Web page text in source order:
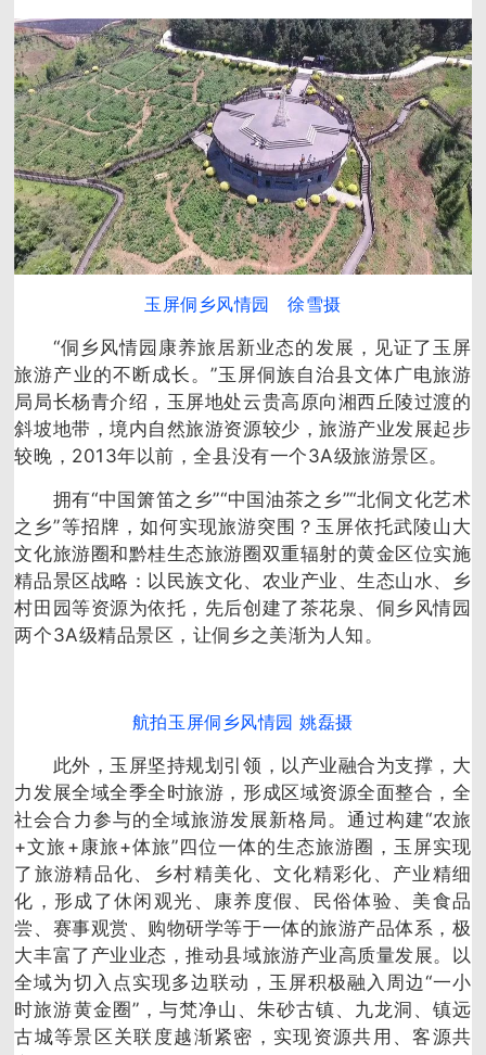
玉屏侗乡风情园 徐雪摄
“侗乡风情园康养旅居新业态的发展，见证了玉屏
旅游产业的不断成长。”玉屏侗族自治县文体广电旅游
局局长杨青介绍，玉屏地处云贵高原向湘西丘陵过渡的
斜坡地带，境内自然旅游资源较少，旅游产业发展起步
较晚，2013年以前，全县没有一个3A级旅游景区。
拥有“中国箫笛之乡”“中国油茶之乡”“北侗文化艺术
之乡”等招牌，如何实现旅游突围？玉屏依托武陵山大
文化旅游圈和黔桂生态旅游圈双重辐射的黄金区位实施
精品景区战略：以民族文化、农业产业、生态山水、乡
村田园等资源为依托，先后创建了茶花泉、侗乡风情园
两个3A级精品景区，让侗乡之美渐为人知。
航拍玉屏侗乡风情园 姚磊摄
此外，玉屏坚持规划引领，以产业融合为支撑，大
力发展全域全季全时旅游，形成区域资源全面整合，全
社会合力参与的全域旅游发展新格局。通过构建“农旅
+文旅+康旅+体旅”四位一体的生态旅游圈，玉屏实现
了旅游精品化、乡村精美化、文化精彩化、产业精细
化，形成了休闲观光、康养度假、民俗体验、美食品
尝、赛事观赏、购物研学等于一体的旅游产品体系，极
大丰富了产业业态，推动县域旅游产业高质量发展。以
全域为切入点实现多边联动，玉屏积极融入周边“一小
时旅游黄金圈”，与梵净山、朱砂古镇、九龙洞、镇远
古城等景区关联度越渐紧密，实现资源共用、客源共